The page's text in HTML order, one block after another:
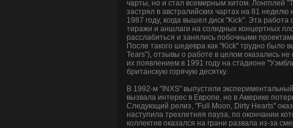
чарты, но и стал всемирным хитом. Лонгплей
застрял в австралийских чартах на 81
1987 году, когда вышел диск "Kick". Эта
тиражи и аншлаги на солидных концертных
расслабиться и занялись побочными
После такого шедевра как "Kick" трудно было
Tears"), отзывы о работе в целом оказались
их появлением в 1991 году на стадионе
британскую горячую десятку.
В 1992-м "INXS" выпустили
вызвала интерес в Европе, но в Америке
Следующий релиз, "Full Moon, Dirty Hearts"
наступила трехлетняя пауза, по окончании
коллектив оказался на грани развала из-за